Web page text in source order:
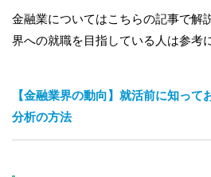
金融業についてはこちらの記事で解
界への就職を目指している人は参考
【金融業界の動向】就活前に知っ
分析の方法